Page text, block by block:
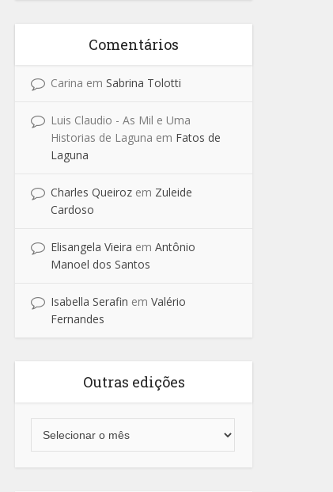
Comentários
Carina em Sabrina Tolotti
Luis Claudio - As Mil e Uma
Historias de Laguna em Fatos de
Laguna
Charles Queiroz em Zuleide
Cardoso
Elisangela Vieira em Antônio
Manoel dos Santos
Isabella Serafin em Valério
Fernandes
Outras edições